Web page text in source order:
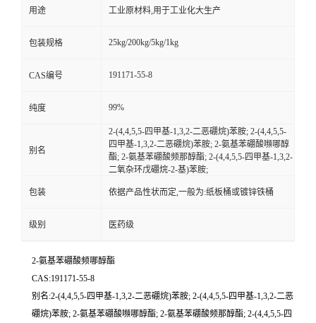
用途 工业原材料,用于工业化大生产
包装规格 25kg/200kg/5kg/1kg
CAS编号 191171-55-8
纯度 99%
别名
2-(4,4,5,5-四甲基-1,3,2-二恶硼烷)苯胺; 2-(4,4,5,5-
四甲基-1,3,2-二恶硼烷)苯胺; 2-氨基苯硼酸嚬哪醇
酯; 2-氨基苯硼酸频那醇酯; 2-(4,4,5,5-四甲基-1,3,2-
二氧杂环戊硼烷-2-基)苯胺;
包装 依据产品性状而定,一般为:纸板桶或镀锌铁桶
级别 医药级
2-氨基苯硼酸频哪醇酯
CAS:191171-55-8
别名:2-(4,4,5,5-四甲基-1,3,2-二恶硼烷)苯胺; 2-(4,4,5,5-四甲基-1,3,2-二恶
硼烷)苯胺; 2-氨基苯硼酸嚬哪醇酯; 2-氨基苯硼酸频那醇酯; 2-(4,4,5,5-四